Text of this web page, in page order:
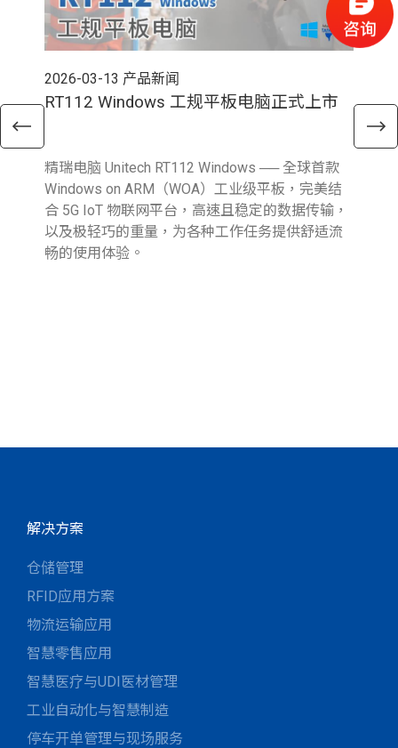
2026-03-13 产品新闻
RT112 Windows 工规平板电脑正式上市
精瑞电脑 Unitech RT112 Windows ── 全球首款
Windows on ARM（WOA）工业级平板，完美结
合 5G IoT 物联网平台，高速且稳定的数据传输，
以及极轻巧的重量，为各种工作任务提供舒适流
畅的使用体验。
解决方案
仓储管理
RFID应用方案
物流运输应用
智慧零售应用
智慧医疗与UDI医材管理
工业自动化与智慧制造
停车开单管理与现场服务